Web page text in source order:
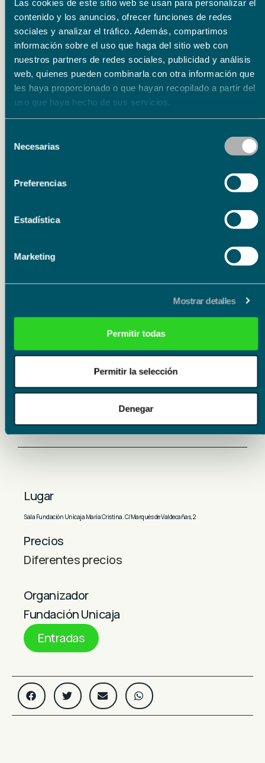
Las cookies de este sitio web se usan para personalizar el
contenido y los anuncios, ofrecer funciones de redes
sociales y analizar el tráfico. Además, compartimos
información sobre el uso que haga del sitio web con
nuestros partners de redes sociales, publicidad y análisis
web, quienes pueden combinarla con otra información que
les haya proporcionado o que hayan recopilado a partir del
uso que haya hecho de sus servicios.
Necesarias
Preferencias
Estadística
Marketing
Mostrar detalles
Permitir todas
Permitir la selección
Denegar
LA TEMPRANICA …G.Giménez
Sandra pastrana
-» Comprende lo grave de mi situación»
Alessandro Liberatore
M.Penellaza
-» Torero quiero ser “
EL GATO MONTÉS…M.Penella
Sandra Pastrana
Alessandro Liberatore
Lugar
Sala Fundación Unicaja María Cristina. C/Marqués de Valdecañas, 2
Precios
Diferentes precios
Organizador
Fundación Unicaja
Entradas